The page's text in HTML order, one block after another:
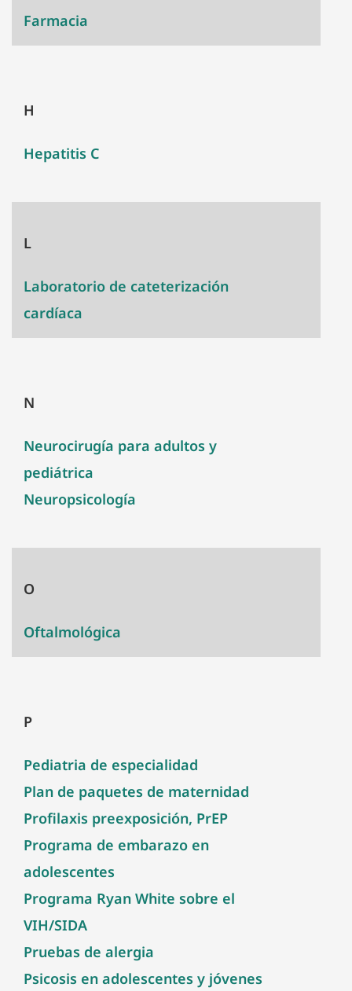
Farmacia
H
Hepatitis C
L
Laboratorio de cateterización
cardíaca
N
Neurocirugía para adultos y
pediátrica
Neuropsicología
O
Oftalmológica
P
Pediatria de especialidad
Plan de paquetes de maternidad
Profilaxis preexposición, PrEP
Programa de embarazo en
adolescentes
Programa Ryan White sobre el
VIH/SIDA
Pruebas de alergia
Psicosis en adolescentes y jóvenes